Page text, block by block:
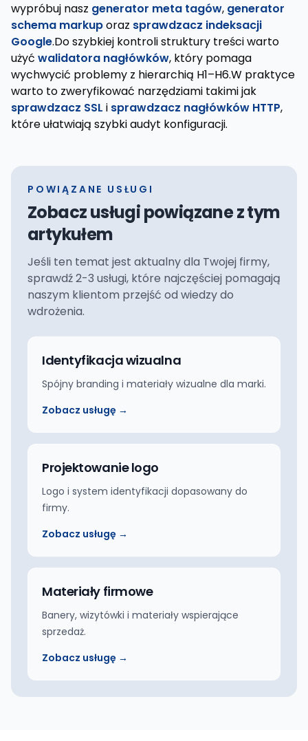
wypróbuj nasz generator meta tagów, generator
schema markuporaz sprawdzacz indeksacji
Google.Do szybkiej kontroli struktury treści warto
użyć walidatora nagłówków, który pomaga
wychwycić problemy z hierarchią H1–H6.W praktyce
warto to zweryfikować narzędziami takimi jak
sprawdzacz SSL i sprawdzacz nagłówków HTTP,
które ułatwiają szybki audyt konfiguracji.
POWIĄZANE USŁUGI
Zobacz usługi powiązane z tym
artykułem
Jeśli ten temat jest aktualny dla Twojej firmy,
sprawdź 2-3 usługi, które najczęściej pomagają
naszym klientom przejść od wiedzy do
wdrożenia.
Identyfikacja wizualna
Spójny branding i materiały wizualne dla marki.
Zobacz usługę →
Projektowanie logo
Logo i system identyfikacji dopasowany do
firmy.
Zobacz usługę →
Materiały firmowe
Banery, wizytówki i materiały wspierające
sprzedaż.
Zobacz usługę →